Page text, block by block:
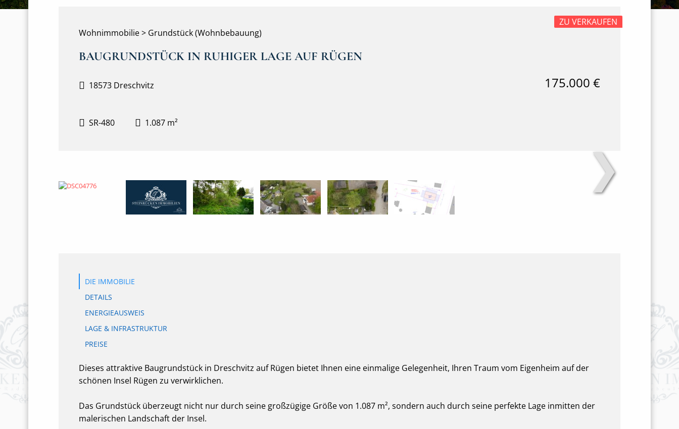
Wohnimmobilie > Grundstück (Wohnbebauung)
ZU VERKAUFEN
BAUGRUNDSTÜCK IN RUHIGER LAGE AUF RÜGEN
18573 Dreschvitz 175.000 €
SR-480 1.087 m²
❯
DIE IMMOBILIE
DETAILS
ENERGIEAUSWEIS
LAGE & INFRASTRUKTUR
PREISE
Dieses attraktive Baugrundstück in Dreschvitz auf Rügen bietet Ihnen eine einmalige Gelegenheit, Ihren Traum vom Eigenheim auf der
schönen Insel Rügen zu verwirklichen.
Das Grundstück überzeugt nicht nur durch seine großzügige Größe von 1.087 m², sondern auch durch seine perfekte Lage inmitten der
malerischen Landschaft der Insel.